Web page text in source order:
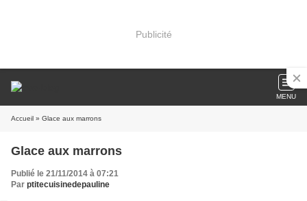
Publicité
MENU
Accueil » Glace aux marrons
Glace aux marrons
Publié le 21/11/2014 à 07:21
Par ptitecuisinedepauline